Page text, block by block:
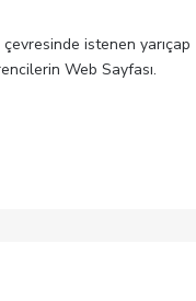
istenen yarıçap
Web Sayfası.